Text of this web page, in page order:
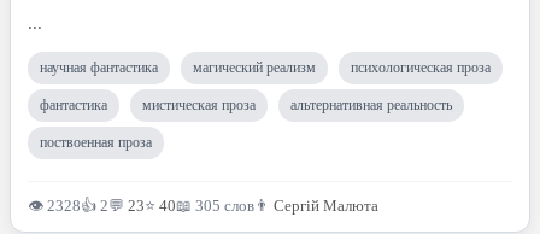
...
научная фантастика магический реализм психологическая проза
фантастика мистическая проза альтернативная реальность
поствоенная проза
👁 2328👍 2💬 23⭐ 40📖 305 слов 👨 Сергій Малюта